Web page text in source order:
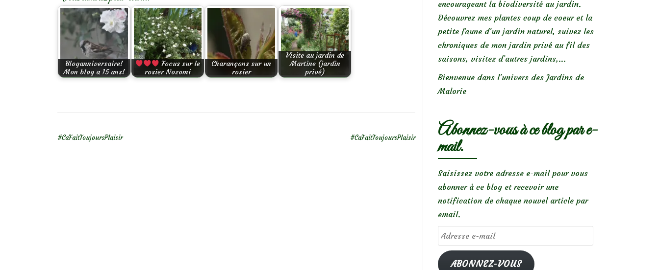
Bloganniversaire!
Mon blog a 15 ans!
Focus sur le
rosier Nozomi
Charançons sur un
rosier
Visite au jardin de
Martine (jardin
privé)
#CaFaitToujoursPlaisir #CaFaitToujoursPlaisir
encourageant la biodiversité au jardin.
Découvrez mes plantes coup de coeur et la
petite faune d’un jardin naturel, suivez les
chroniques de mon jardin privé au fil des
saisons, visitez d’autres jardins,...
Bienvenue dans l’univers des Jardins de
Malorie
Abonnez-vous à ce blog par e-
mail.
Saisissez votre adresse e-mail pour vous
abonner à ce blog et recevoir une
notification de chaque nouvel article par
email.
Adresse
e-
mailABONNEZ-VOUS